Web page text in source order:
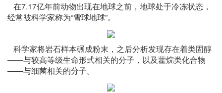
在7.17亿年前动物出现在地球之前，地球处于冷冻状态，
经常被科学家称为“雪球地球”。
科学家将岩石样本碾成粉末，之后分析发现存在着类固醇
——与较高等级生命形式相关的分子，以及藿烷类化合物
——与细菌相关的分子。